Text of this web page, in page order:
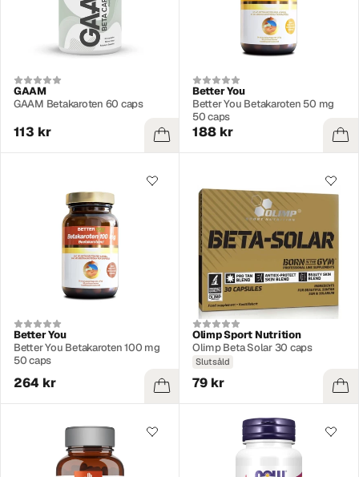
GAAM
GAAM Betakaroten 60 caps
113 kr
Better You
Better You Betakaroten 50 mg
50 caps
188 kr
Better You
Better You Betakaroten 100 mg
50 caps
264 kr
Olimp Sport Nutrition
Olimp Beta Solar 30 caps
Slutsåld
79 kr